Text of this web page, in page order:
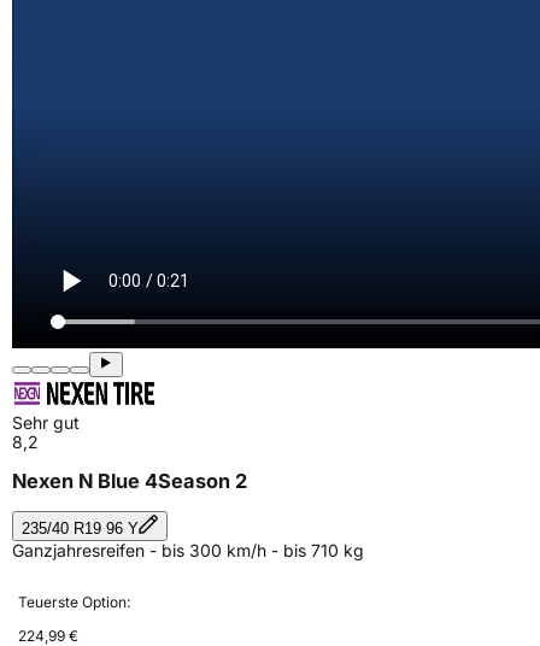
Sehr gut
8,2
Nexen N Blue 4Season 2
235/40 R19 96 Y
Ganzjahresreifen - bis 300 km/h - bis 710 kg
Teuerste Option:
224,99 €